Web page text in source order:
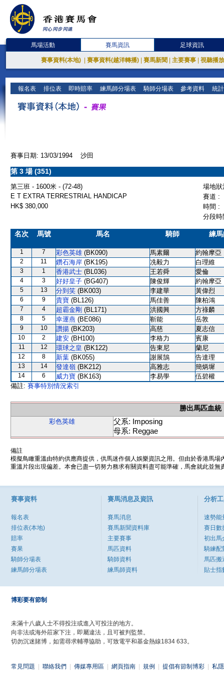
馬場活動 賽馬資訊 足球資訊
賽事資料(本地) 賽事資料(越洋轉播) 賽馬新聞 主要賽事 視聽播
報名表 排位表 即時賠率 練馬師分場表 騎師分場表 參考資料 統
賽事日期: 13/03/1994 沙田
第 3 場 (351)
第三班 - 1600米 - (72-48)
場地
E T EXTRA TERRESTRIAL HANDICAP
賽道 :
HK$ 380,000
時間 :
分段
名次 馬號 馬名 騎師 練
1 7 彩色英雄 (BK090) 馬素爾 約翰摩亞
2 11 鑽石海岸 (BK195) 冼毅力 白理維
3 1 香港武士 (BL036) 王若舜 愛倫
4 3 好好皇子 (BG407) 陳俊輝 約翰摩亞
5 13 分到笑 (BK003) 李建華 黃偉烈
6 9 貴寶 (BL126) 馬佳善 陳柏鴻
7 4 超霸金剛 (BL171) 洪國興 方祿麟
8 5 幸運燕 (BE086) 靳能 岳敦
9 10 讚揚 (BK203) 高慈 夏志信
10 2 建安 (BH100) 李格力 賓康
11 12 環球之皇 (BK122) 告東尼 蘭尼
12 8 新葉 (BK055) 謝展鵠 告達理
13 14 發達嶺 (BK212) 高雅志 簡炳墀
14 6 威力寶 (BK163) 李易學
伍碧權
備註: 賽事特別情況索引
勝出馬匹血統
彩色英雄
父系: Imposing
母系: Reggae
備註
模擬鳥瞰重溫由特約供應商提供，供馬迷作個人娛樂資訊之用。但由於香港馬
重溫片段出現偏差。本會已盡一切努力務求有關資料盡可能準確，馬會就此並
賽事資料
報名表
排位表(本地)
賠率
賽果
騎師分場表
練馬師分場表
賽馬消息及資訊
賽馬消息
賽馬新聞資料庫
主要賽事
馬匹資料
騎師資料
練馬師資料
分析
速勢能
賽日數
初出馬
騎練配
馬匹搬
貼士指
博彩要有節制
未滿十八歲人士不得投注或進入可投注的地方。
向非法或海外莊家下注，即屬違法，且可被判監禁。
切勿沉迷賭博，如需尋求輔導協助，可致電平和基金熱線1834 633。
常見問題 聯絡我們 傳媒專用區 網頁指南 規例 提倡有節制博彩 私